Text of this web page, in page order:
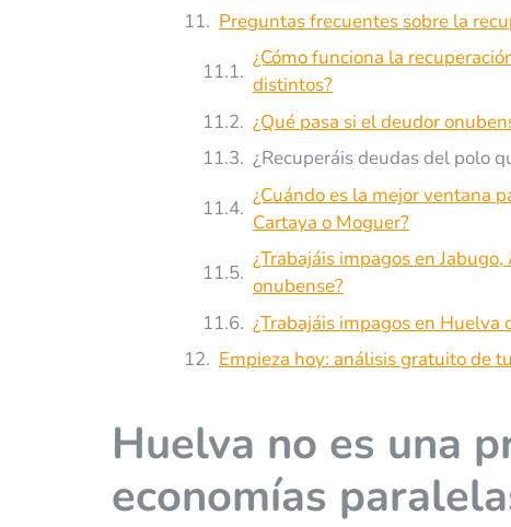
Preguntas frecuentes sobre la
¿Cómo funciona la
distintos?
¿Qué pasa si el deudor
¿Recuperáis deudas del polo
¿Cuándo es la mejor ventana
Cartaya o Moguer?
¿Trabajáis impagos en
onubense?
¿Trabajáis impagos en Huelva
Empieza hoy: análisis gratuito de
Huelva no es una
economías